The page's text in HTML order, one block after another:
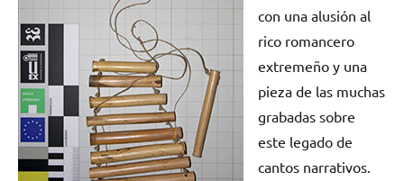
con una alusión al
rico romancero
extremeño y una
pieza de las muchas
grabadas sobre
este legado de
cantos narrativos.